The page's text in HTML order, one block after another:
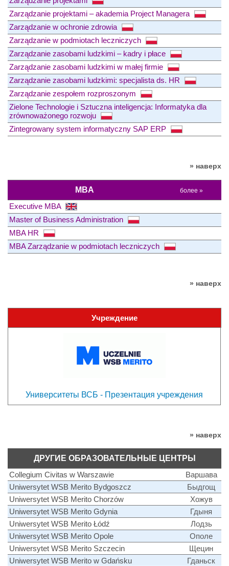
Zarządzanie projektami – akademia Project Managera
Zarządzanie w ochronie zdrowia
Zarządzanie w podmiotach leczniczych
Zarządzanie zasobami ludzkimi – kadry i płace
Zarządzanie zasobami ludzkimi w małej firmie
Zarządzanie zasobami ludzkimi: specjalista ds. HR
Zarządzanie zespołem rozproszonym
Zielone Technologie i Sztuczna inteligencja: Informatyka dla
zrównoważonego rozwoju
Zintegrowany system informatyczny SAP ERP
» наверх
MBA более »
Executive MBA
Master of Business Administration
MBA HR
MBA Zarządzanie w podmiotach leczniczych
» наверх
Учреждение
Университеты ВСБ - Презентация учреждения
» наверх
ДРУГИЕ ОБРАЗОВАТЕЛЬНЫЕ ЦЕНТРЫ
Collegium Civitas w Warszawie
Варшава
Uniwersytet WSB Merito Bydgoszcz
Быдгощ
Uniwersytet WSB Merito Chorzów
Хожув
Uniwersytet WSB Merito Gdynia
Гдыня
Uniwersytet WSB Merito Łódź
Лодзь
Uniwersytet WSB Merito Opole
Ополе
Uniwersytet WSB Merito Szczecin
Щецин
Uniwersytet WSB Merito w Gdańsku
Гданьск